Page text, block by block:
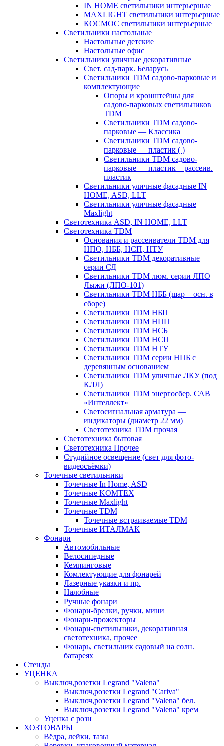
IN HOME светильники интерьерные
MAXLIGHT светильники интерьерные
КОСМОС светильники интерьерные
Светильники настольные
Настольные детские
Настольные офис
Светильники уличные декоративные
Свет. сад-парк. Беларусь
Светильники TDM садово-парковые и
комплектующие
Опоры и кронштейны для
садово-парковых светильников
TDM
Светильники TDM садово-
парковые — Классика
Светильники TDM садово-
парковые — пластик ( )
Светильники TDM садово-
парковые — пластик + рассеив.
пластик
Светильники уличные фасадные IN
HOME, ASD, LLT
Светильники уличные фасадные
Maxlight
Светотехника ASD, IN HOME, LLT
Светотехника TDM
Основания и рассеиватели TDM для
НПО, НББ, НСП, НТУ
Светильники TDM декоративные
серии СД
Светильники TDM люм. серии ЛПО
Лыжи (ЛПО-101)
Светильники TDM НББ (шар + осн. в
сборе)
Светильники TDM НБП
Светильники TDM НПП
Светильники TDM НСБ
Светильники TDM НСП
Светильники TDM НТУ
Светильники TDM серии НПБ с
деревянным основанием
Светильники TDM уличные ЛКУ (под
КЛЛ)
Светильники TDM энергосбер. САВ
«Интеллект»
Светосигнальная арматура —
индикаторы (диаметр 22 мм)
Светотехника TDM прочая
Светотехника бытовая
Светотехника Прочее
Студийное освещение (свет для фото-
видеосъёмки)
Точечные светильники
Точечные In Home, ASD
Точечные KOMTEX
Точечные Maxlight
Точечные TDM
Точечные встраиваемые TDM
Точечные ИТАЛМАК
Фонари
Автомобильные
Велосипедные
Кемпинговые
Комлектующие для фонарей
Лазерные указки и пр.
Налобные
Ручные фонари
Фонари-брелки, ручки, мини
Фонари-прожекторы
Фонари-светильники, декоративная
светотехника, прочее
Фонарь, светильник садовый на солн.
батареях
Стенды
УЦЕНКА
Выключ,розетки Legrand "Valena"
Выключ,розетки Legrand "Cariva"
Выключ,розетки Legrand "Valena" бел.
Выключ,розетки Legrand "Valena" крем
Уценка с розн
ХОЗТОВАРЫ
Вёдра, лейки, тазы